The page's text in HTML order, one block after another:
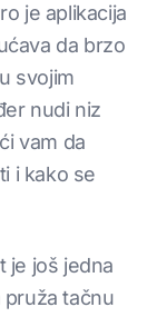
je aplikacija
da brzo
svojim
nudi niz
vam da
i kako se
je još jedna
pruža tačnu